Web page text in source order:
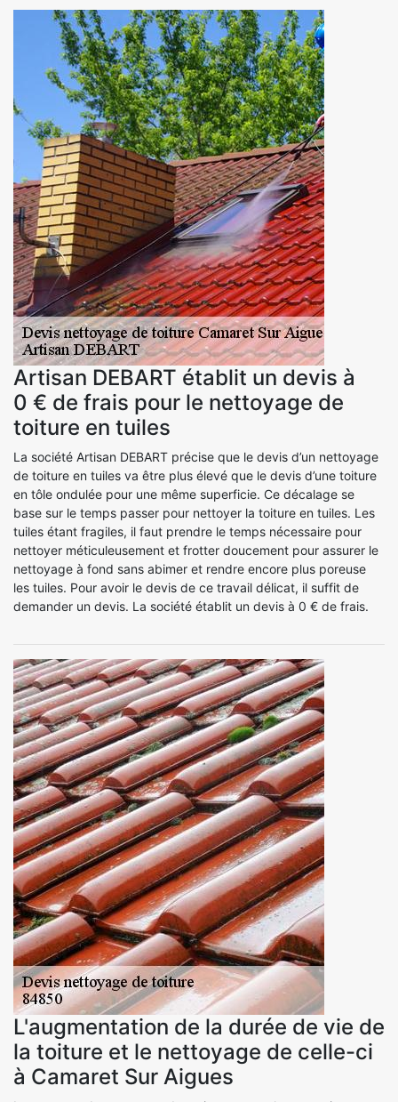
Artisan DEBART établit un devis à
0 € de frais pour le nettoyage de
toiture en tuiles
La société Artisan DEBART précise que le devis d’un nettoyage
de toiture en tuiles va être plus élevé que le devis d’une toiture
en tôle ondulée pour une même superficie. Ce décalage se
base sur le temps passer pour nettoyer la toiture en tuiles. Les
tuiles étant fragiles, il faut prendre le temps nécessaire pour
nettoyer méticuleusement et frotter doucement pour assurer le
nettoyage à fond sans abimer et rendre encore plus poreuse
les tuiles. Pour avoir le devis de ce travail délicat, il suffit de
demander un devis. La société établit un devis à 0 € de frais.
L'augmentation de la durée de vie de
la toiture et le nettoyage de celle-ci
à Camaret Sur Aigues